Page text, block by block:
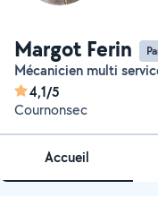
Margot Ferin
Mécanicien multi
4,1/5
Cournonsec
Accueil